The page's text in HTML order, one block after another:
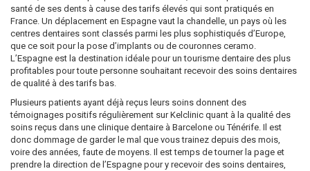
santé de ses dents à cause des tarifs élevés qui sont pratiqués en
France. Un déplacement en Espagne vaut la chandelle, un pays où les
centres dentaires sont classés parmi les plus sophistiqués d’Europe,
que ce soit pour la pose d’implants ou de couronnes ceramo.
L’Espagne est la destination idéale pour un tourisme dentaire des plus
profitables pour toute personne souhaitant recevoir des soins dentaires
de qualité à des tarifs bas.
Plusieurs patients ayant déjà reçus leurs soins donnent des
témoignages positifs régulièrement sur Kelclinic quant à la qualité des
soins reçus dans une clinique dentaire à Barcelone ou Ténérife. Il est
donc dommage de garder le mal que vous trainez depuis des mois,
voire des années, faute de moyens. Il est temps de tourner la page et
prendre la direction de l’Espagne pour y recevoir des soins dentaires,